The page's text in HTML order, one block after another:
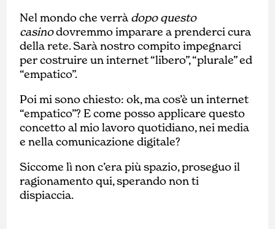
Nel mondo che verrà dopo questo
casinodovremmo imparare a prenderci cura
della rete. Sarà nostro compito impegnarci
per costruire un internet “libero”, “plurale” ed
“empatico”.
Poi mi sono chiesto: ok, ma cos’è un internet
“empatico”? E come posso applicare questo
concetto al mio lavoro quotidiano, nei media
e nella comunicazione digitale?
Siccome lì non c’era più spazio, proseguo il
ragionamento qui, sperando non ti
dispiaccia.